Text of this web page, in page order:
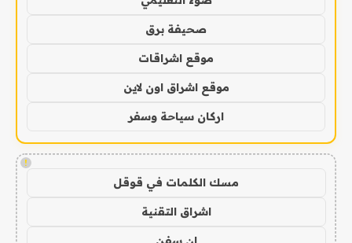
صحيفة برق
موقع اشراقات
موقع اشراق اون لاين
اركان سياحة وسفر
!
مسك الكلمات في قوقل
اشراق التقنية